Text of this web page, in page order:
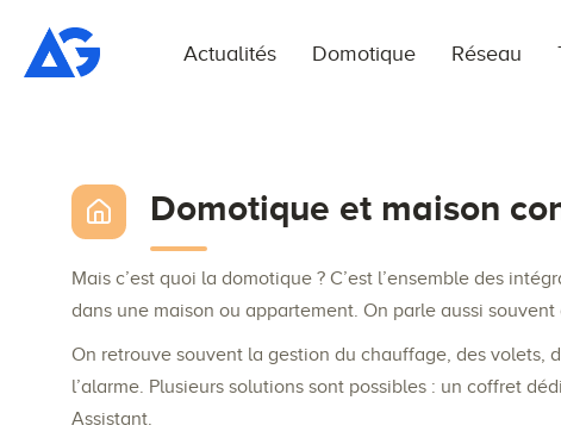
Actualités Domotique Réseau
Domotique et maison
Mais c’est quoi la domotique ? C’est l’ensemble des
dans une maison ou appartement. On parle aussi
On retrouve souvent la gestion du chauffage, des volets,
l’alarme. Plusieurs solutions sont possibles : un coffret
Assistant.